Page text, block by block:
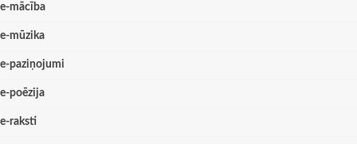
e-mācība
e-mūzika
e-paziņojumi
e-poēzija
e-raksti